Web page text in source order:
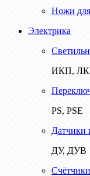
Ножи
Электрика
ИКП,
PS, PSE
Датчики
ДУ, ДУВ
Счётчики